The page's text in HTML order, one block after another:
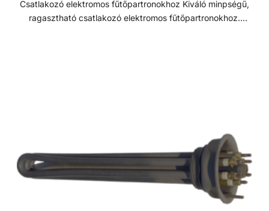
Csatlakozó elektromos fűtőpartronokhoz Kiváló minpségű,
ragasztható csatlakozó elektromos fűtőpartronokhoz.